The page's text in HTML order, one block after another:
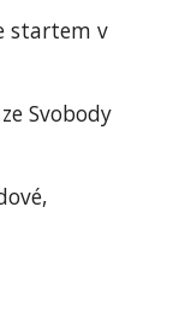
startem v
Svobody